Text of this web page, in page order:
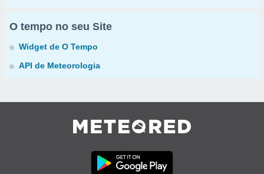
O tempo no seu Site
Widget de O Tempo
API de Meteorologia